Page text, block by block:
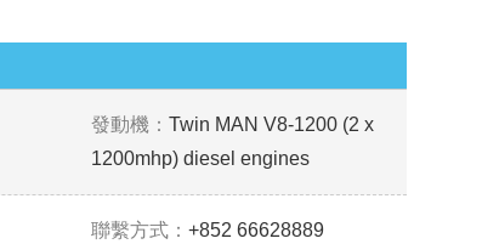
發動機： Twin MAN V8-1200 (2 x
1200mhp) diesel engines
聯繫方式： +852 66628889